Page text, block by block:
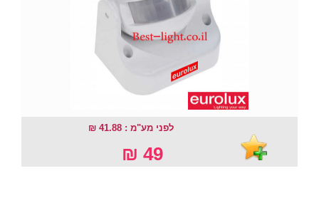
לפני מע"מ : 41.88 ₪
49 ₪